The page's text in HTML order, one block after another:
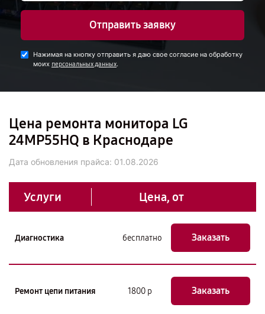
Отправить заявку
Нажимая на кнопку отправить я даю свое согласие на обработку
моих персональных данных.
Цена ремонта монитора LG
24MP55HQ в Краснодаре
Дата обновления прайса: 01.08.2026
Услуги Цена, от
Диагностика бесплатно Заказать
Ремонт цепи питания 1800 р Заказать